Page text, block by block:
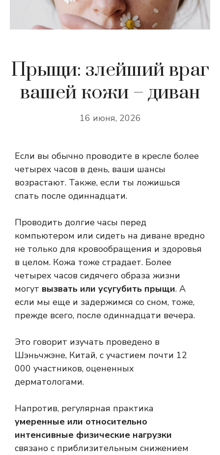
Прыщи: злейший враг
вашей кожи – диван
16 июня, 2026
Если вы обычно проводите в кресле более
четырех часов в день, ваши шансы
возрастают. Также, если ты ложишься
спать после одиннадцати.
Проводить долгие часы перед
компьютером или сидеть на диване вредно
не только для кровообращения и здоровья
в целом. Кожа тоже страдает. Более
четырех часов сидячего образа жизни
могут вызвать или усугубить прыщи. А
если мы еще и задержимся со сном, тоже,
прежде всего, после одиннадцати вечера.
Это говорит изучать проведено в
Шэньчжэне, Китай, с участием почти 12
000 участников, оцененных
дерматологами.
Напротив, регулярная практика
умеренные или относительно
интенсивные физические нагрузки
связано с приблизительным снижением